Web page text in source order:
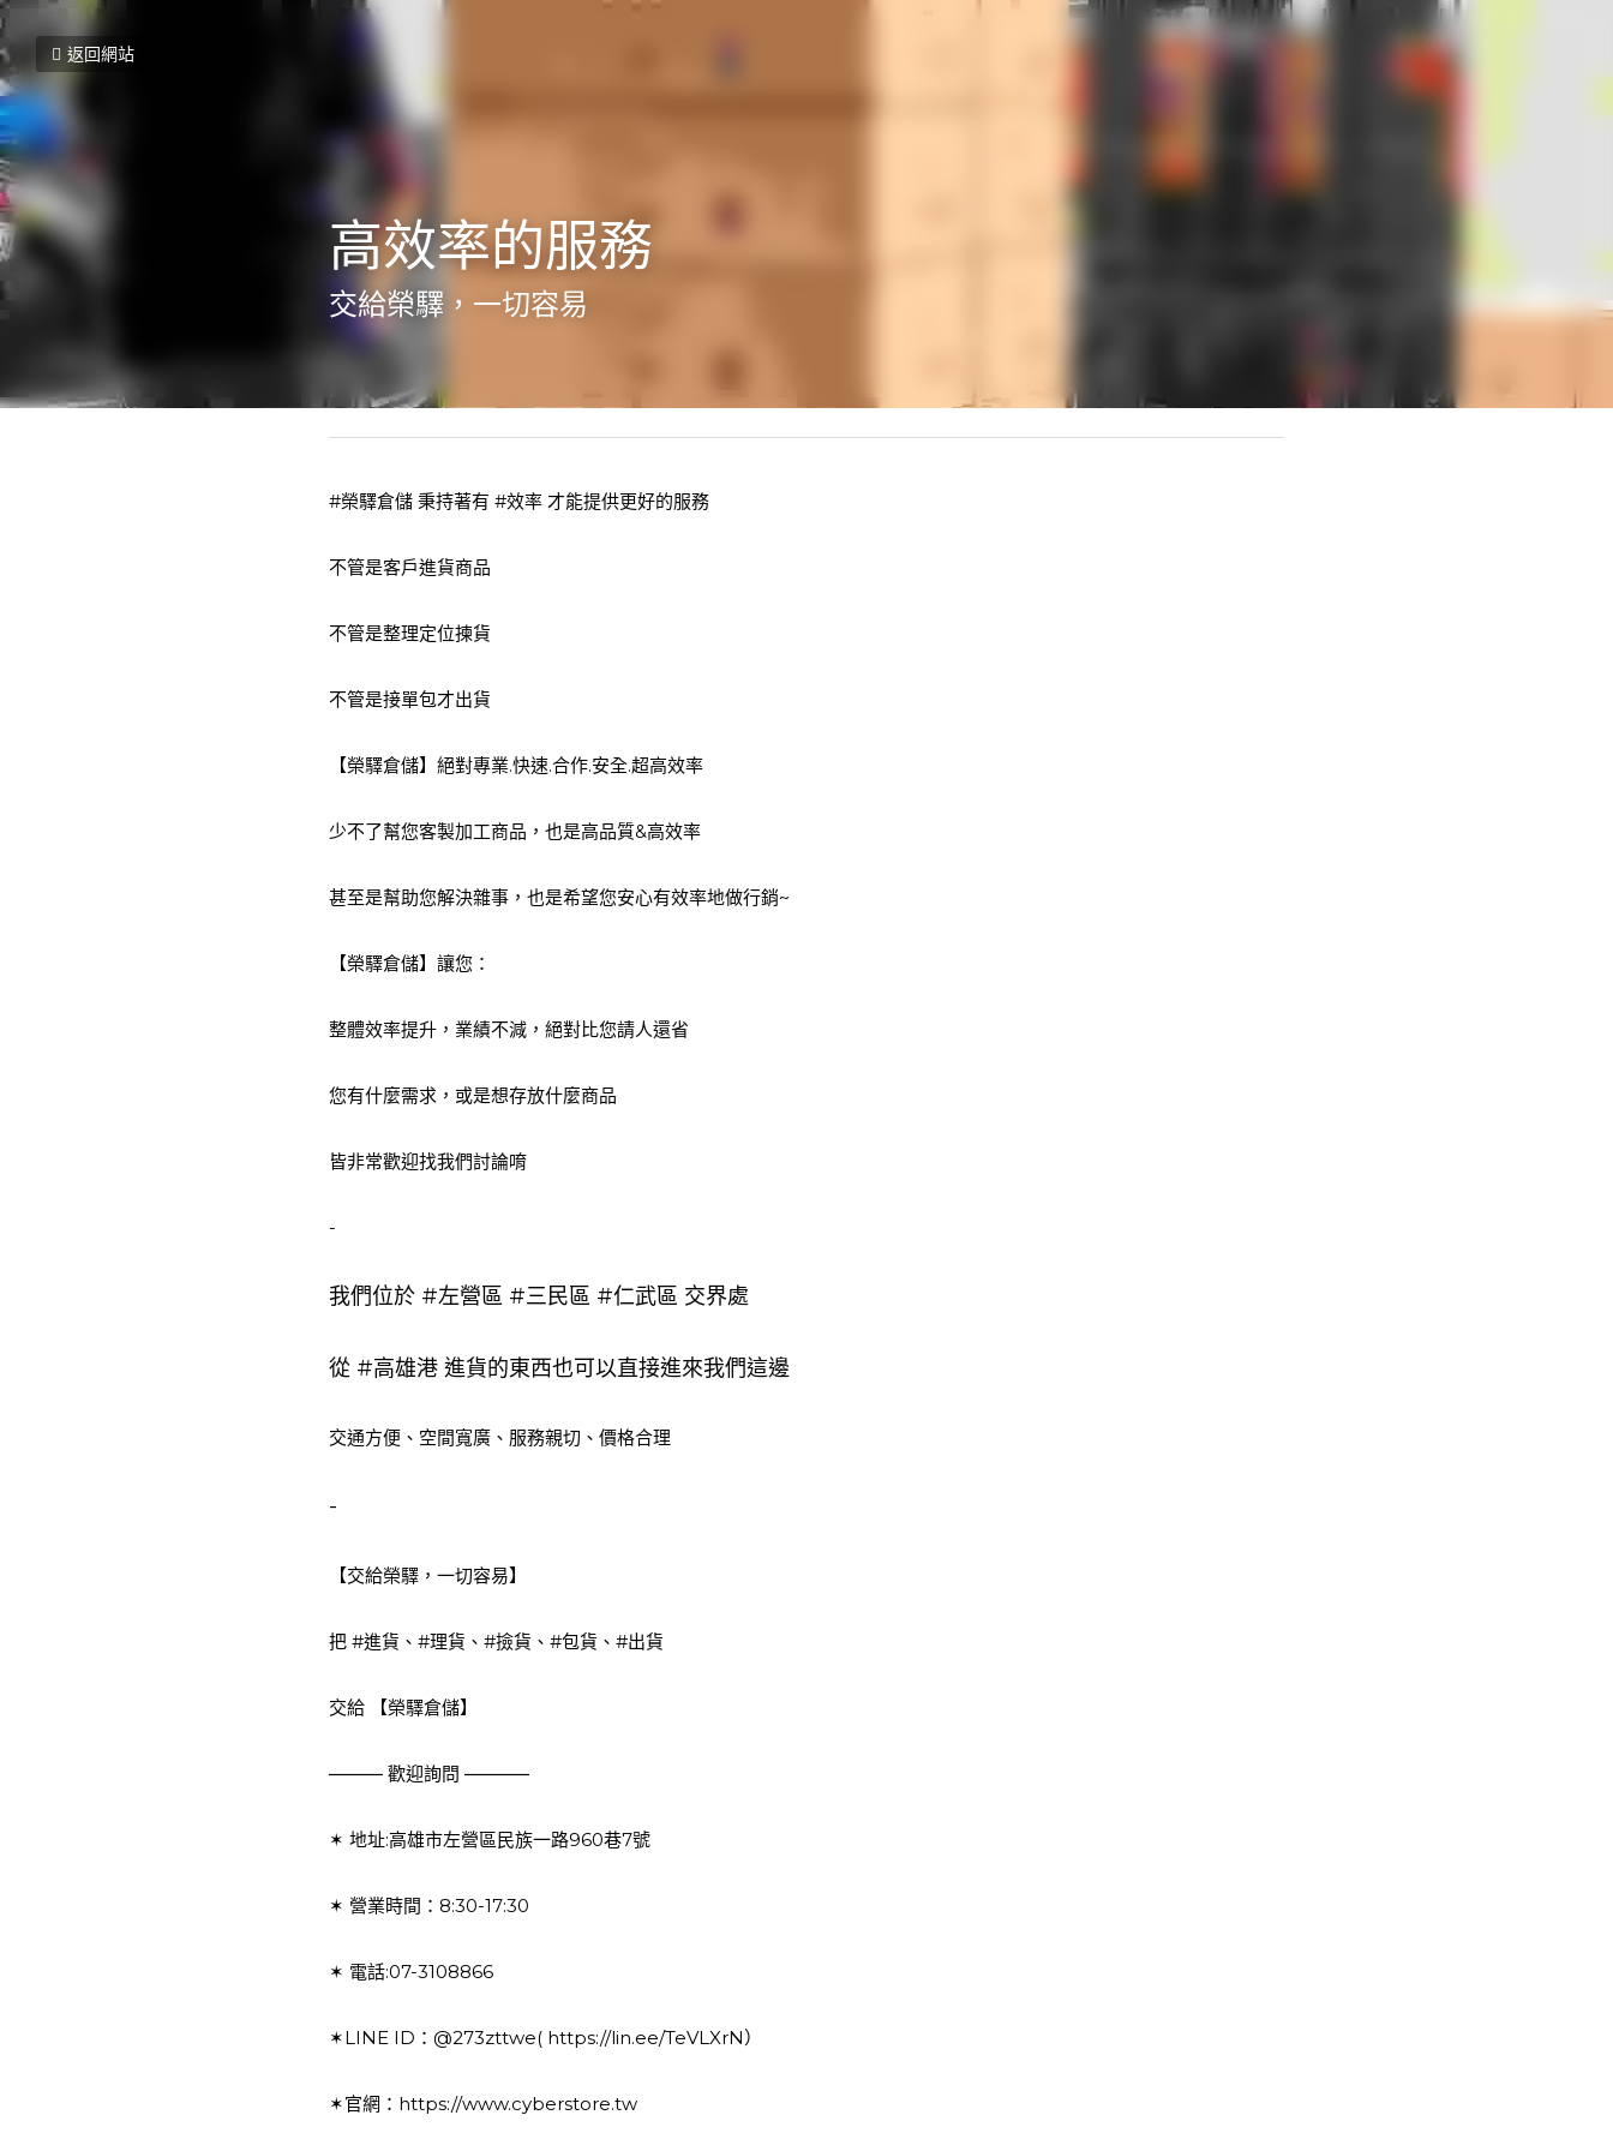
返回網站
高效率的服務
交給榮驛，一切容易
2022年7月29日
#榮驛倉儲 秉持著有 #效率 才能提供更好的服務
不管是客戶進貨商品
不管是整理定位揀貨
不管是接單包才出貨
【榮驛倉儲】絕對專業.快速.合作.安全.超高效率
少不了幫您客製加工商品，也是高品質&高效率
甚至是幫助您解決雜事，也是希望您安心有效率地做行銷~
【榮驛倉儲】讓您：
整體效率提升，業績不減，絕對比您請人還省
您有什麼需求，或是想存放什麼商品
皆非常歡迎找我們討論唷
我們位於 #左營區 #三民區#仁武區 交界處
從 #高雄港 進貨的東西也可以直接進來我們這邊
交通方便、空間寬廣、服務親切、價格合理
【交給榮驛，一切容易】
把 #進貨 、 #理貨 、 #撿貨 、 #包貨 、 #出貨
交給 【榮驛倉儲】
⎼⎼⎼⎼⎼ 歡迎詢問 ⎼⎼⎼⎼⎼⎼
✶ 地址:高雄市左營區民族一路960巷7號
✶ 營業時間：8:30-17:30
✶ 電話:07-3108866
✶LINE ID：@273zttwe( https://lin.ee/TeVLXrN ）
✶官網： https://www.cyberstore.tw